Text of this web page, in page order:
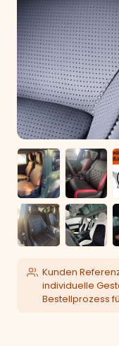
Kunden
individuelle
Bestellprozess